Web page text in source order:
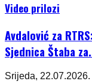
Video prilozi
Avdalović za
Sjednica Štaba
Srijeda, 22.07.2026.